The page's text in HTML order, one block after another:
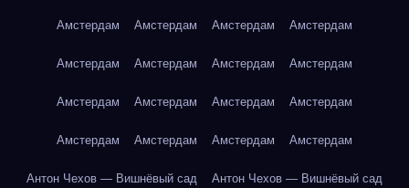
Амстердам Амстердам Амстердам Амстердам
Амстердам Амстердам Амстердам Амстердам
Амстердам Амстердам Амстердам Амстердам
Амстердам Амстердам Амстердам Амстердам
Антон Чехов — Вишнёвый сад Антон Чехов — Вишнёвый сад